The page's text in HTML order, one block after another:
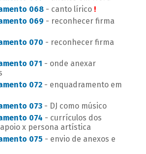
068 - canto lírico !
069 - reconhecer firma
070 - reconhecer firma
071 - onde anexar
072 - enquadramento em
073 - DJ como músico
074 - currículos dos
x persona artística
075 - envio de anexos e